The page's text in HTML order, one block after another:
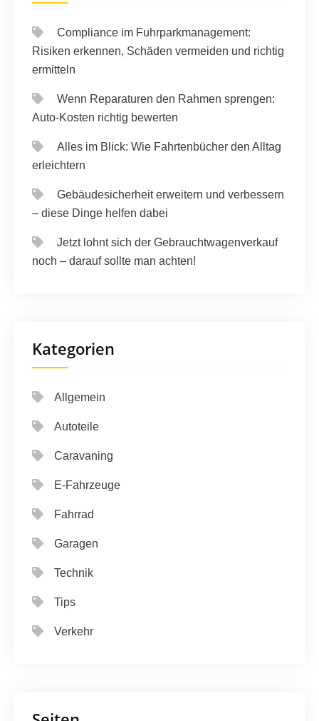
Compliance im Fuhrparkmanagement:
Risiken erkennen, Schäden vermeiden und richtig
ermitteln
Wenn Reparaturen den Rahmen sprengen:
Auto-Kosten richtig bewerten
Alles im Blick: Wie Fahrtenbücher den Alltag
erleichtern
Gebäudesicherheit erweitern und verbessern
– diese Dinge helfen dabei
Jetzt lohnt sich der Gebrauchtwagenverkauf
noch – darauf sollte man achten!
Kategorien
Allgemein
Autoteile
Caravaning
E-Fahrzeuge
Fahrrad
Garagen
Technik
Tips
Verkehr